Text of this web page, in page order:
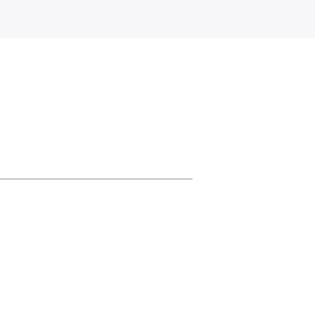
น้า1google ราคาถูกมาก
ที่สุด ฟรีลงประกาศอสังหา รับทำSEOขายสินค้า